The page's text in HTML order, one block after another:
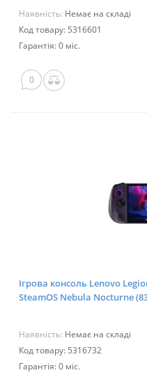
Наявність: Немає на складі
Код товару: 5316601
Гарантія: 0 міс.
0
Ігрова консоль Lenovo
SteamOS Nebula Nocturne
Наявність: Немає на складі
Код товару: 5316732
Гарантія: 0 міс.